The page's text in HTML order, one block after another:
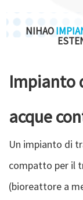
NIHAO
Impianto
acque
Un impianto di
compatto per il
(bioreattore a